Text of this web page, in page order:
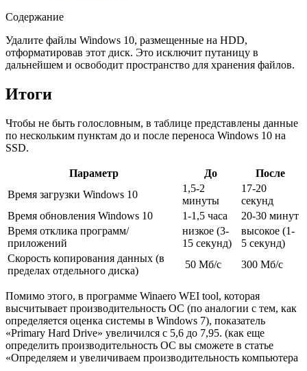
Содержание
Удалите файлы Windows 10, размещенные на HDD,
отформатировав этот диск. Это исключит путаницу в
дальнейшем и освободит пространство для хранения файлов.
Итоги
Чтобы не быть голословным, в таблице представлены данные
по нескольким пунктам до и после переноса Windows 10 на
SSD.
Параметр До
После
Время загрузки Windows 10
1,5-2
минуты
17-20
секунд
Время обновления Windows 10
1-1,5 часа
20-30 минут
Время отклика программ/
приложений
низкое (3-
15 секунд)
высокое (1-
5 секунд)
Скорость копирования данных (в
пределах отдельного диска)
50 Мб/с 300 Мб/с
Помимо этого, в программе Winaero WEI tool, которая
высчитывает производительность ОС (по аналогии с тем, как
определяется оценка системы в Windows 7), показатель
«Primary Hard Drive» увеличился с 5,6 до 7,95. (как еще
определить производительность ОС вы сможете в статье
«Определяем и увеличиваем производительность компьютера